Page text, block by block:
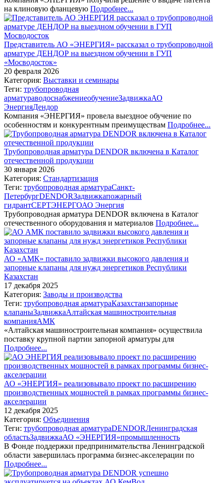
на клиновую фланцевую Подробнее...
Представитель АО «ЭНЕРГИЯ» рассказал о трубопроводной
арматуре ДЕНДОР на выездном обучении в ГУП
«Мосводосток»
20 февраля 2026
Категория: Выставки и семинары
Теги: трубопроводная
арматураводоснабжениеобучениеЗадвижкаАО
ЭнергияДендор
Компания «ЭНЕРГИЯ» провела выездное обучение по
особенностям и конкурентным преимуществам Подробнее...
Трубопроводная арматура DENDOR включена в Каталог
отечественной продукции
30 января 2026
Категория: Стандартизация
Теги: трубопроводная арматураСанкт-
ПетербургDENDORЗадвижкапожарный
гидрантСЕРТЭНЕРГОАО Энергия
Трубопроводная арматура DENDOR включена в Каталог
отечественного оборудования и материалов Подробнее...
АО «АМК» поставило задвижки высокого давления и
запорные клапаны для нужд энергетиков Республики
Казахстан
17 декабря 2025
Категория: Заводы и производства
Теги: трубопроводная арматураКазахстанзапорные
клапаныЗадвижкаАлтайская машиностроительная
компанияАМК
«Алтайская машиностроительная компания» осуществила
поставку крупной партии запорной арматуры для
Подробнее...
АО «ЭНЕРГИЯ» реализовывало проект по расширению
производственных мощностей в рамках программы бизнес-
акселерации
12 декабря 2025
Категория: Объединения
Теги: трубопроводная арматураDENDORЛенинградская
областьЗадвижкаАО «ЭНЕРГИЯ»промышленность
В Фонде поддержки предпринимательства Ленинградской
области завершилась программа бизнес-акселерации по
Подробнее...